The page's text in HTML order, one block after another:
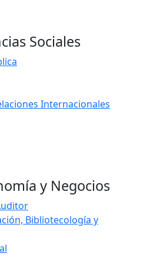
Sociales
Internacionales
y Negocios
Bibliotecología y